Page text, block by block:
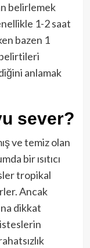
belirlemek
1-2 saat
bazen 1
anlamak
sever?
ve temiz olan
bir ısıtıcı
tropikal
Ancak
dikkat